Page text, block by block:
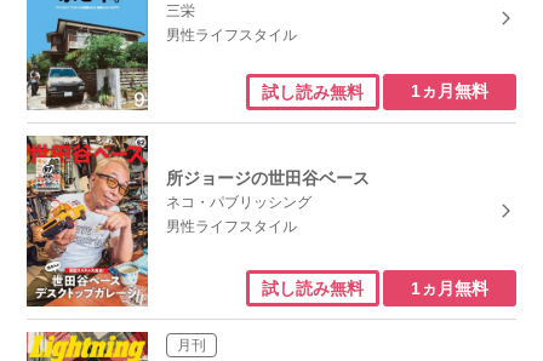
三栄
男性ライフスタイル
試し読み無料 1ヵ月無料
所ジョージの世田谷ベース
ネコ・パブリッシング
男性ライフスタイル
試し読み無料 1ヵ月無料
月刊